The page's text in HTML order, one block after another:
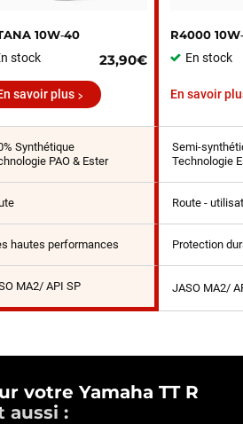
10W‑40
stock
23,90€
R4000
En stock
savoir plus En savoir
Synthétique
PAO & Ester
Semi-
Technologie
Route -
hautes performances Protection
MA2/ API SP JASO MA2/
votre Yamaha TT R
aussi :